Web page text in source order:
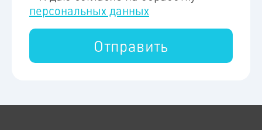
персональных данных
Отправить